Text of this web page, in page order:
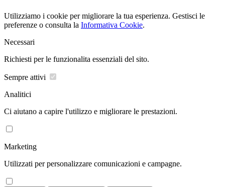
Utilizziamo i cookie per migliorare la tua esperienza. Gestisci le
preferenze o consulta la Informativa Cookie.
Necessari
Richiesti per le funzionalita essenziali del sito.
Sempre attivi
Analitici
Ci aiutano a capire l'utilizzo e migliorare le prestazioni.
Marketing
Utilizzati per personalizzare comunicazioni e campagne.